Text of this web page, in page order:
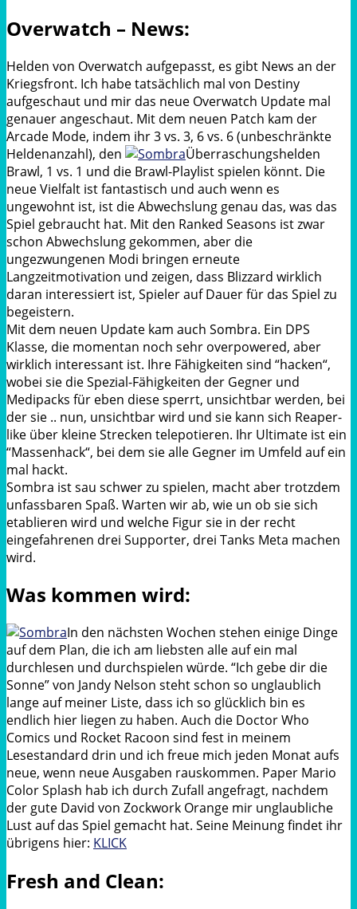
Overwatch – News:
Helden von Overwatch aufgepasst, es gibt News an der
Kriegsfront. Ich habe tatsächlich mal von Destiny
aufgeschaut und mir das neue Overwatch Update mal
genauer angeschaut. Mit dem neuen Patch kam der
Arcade Mode, indem ihr 3 vs. 3, 6 vs. 6 (unbeschränkte
Heldenanzahl), den
Überraschungshelden
Brawl, 1 vs. 1 und die Brawl-Playlistspielen könnt. Die
neue Vielfalt ist fantastisch und auch wenn es
ungewohnt ist, ist die Abwechslung genau das, was das
Spiel gebraucht hat. Mit den Ranked Seasons ist zwar
schon Abwechslung gekommen, aber die
ungezwungenen Modi bringen erneute
Langzeitmotivation und zeigen, dass Blizzard wirklich
daran interessiert ist, Spieler auf Dauer für das Spiel zu
begeistern.
Mit dem neuen Update kam auch Sombra. Ein DPS
Klasse, die momentan noch sehr overpowered, aber
wirklich interessant ist. Ihre Fähigkeiten sind “hacken“,
wobei sie die Spezial-Fähigkeiten der Gegner und
Medipacks für eben diese sperrt, unsichtbar werden, bei
der sie .. nun, unsichtbar wird und sie kann sich Reaper-
like über kleine Strecken telepotieren. Ihr Ultimate ist ein
“Massenhack“, bei dem sie alle Gegner im Umfeld auf ein
mal hackt.
Sombra istsau schwer zu spielen, macht aber trotzdem
unfassbaren Spaß. Warten wir ab, wie un ob sie sich
etablieren wird und welche Figur sie in der recht
eingefahrenen drei Supporter, drei Tanks Meta machen
wird.
Was kommen wird:
In den nächsten Wochen stehen einige Dinge
auf dem Plan, die ich am liebsten alle auf ein mal
durchlesen und durchspielen würde. “Ich gebe dir die
Sonne” von Jandy Nelson steht schon so unglaublich
lange auf meiner Liste, dass ich so glücklich bin es
endlich hier liegen zu haben. Auch die Doctor Who
Comics und Rocket Racoon sind fest in meinem
Lesestandard drin und ich freue mich jeden Monat aufs
neue, wenn neue Ausgaben rauskommen. Paper Mario
Color Splash hab ich durch Zufall angefragt, nachdem
der gute David von Zockwork Orange mir unglaubliche
Lust auf das Spiel gemacht hat. Seine Meinung findet ihr
übrigens hier: KLICK
Fresh and Clean: